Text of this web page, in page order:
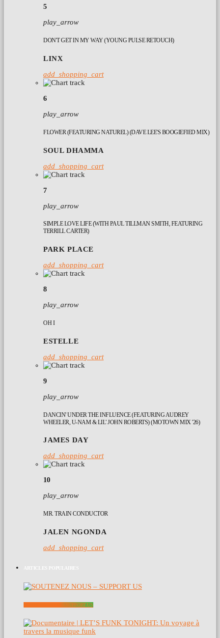
5
play_arrow
DON'T GET IN MY WAY (YOUNG PULSE RETOUCH)
LINX
add_shopping_cart
6
play_arrow
FLOWER (FEATURING NATUREL) (DAVE LEE'S BOOGIEFIED MIX)
SOUL DHAMMA
add_shopping_cart
7
play_arrow
SIMPLE LOVE LIFE (WITH PAUL TILLMAN SMITH, FEATURING
TERRILL CARTER)
PARK PLACE
add_shopping_cart
8
play_arrow
OH I
ESTELLE
add_shopping_cart
9
play_arrow
DANCIN' UNDER THE INFLUENCE (FEATURING AUDREY
WHEELER, U-NAM & LIL' JOHN ROBERTS) (MOTOWN MIX '26)
JAMES DAY
add_shopping_cart
10
play_arrow
MR. TRAIN CONDUCTOR
JALEN NGONDA
add_shopping_cart
ARTICLES POPULAIRES
SOUTENEZ NOUS – SUPPORT US